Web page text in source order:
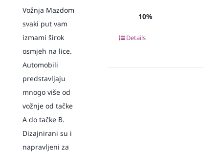
Vožnja Mazdom
svaki put vam
izmami širok
osmjeh na lice.
Automobili
predstavljaju
mnogo više od
vožnje od tačke
A do tačke B.
Dizajnirani su i
napravljeni za
10%
Details